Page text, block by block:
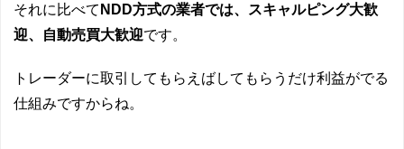
それに比べて NDD方式の業者では、スキャルピング大歓
迎、自動売買大歓迎です。
トレーダーに取引してもらえばしてもらうだけ利益がでる
仕組みですからね。